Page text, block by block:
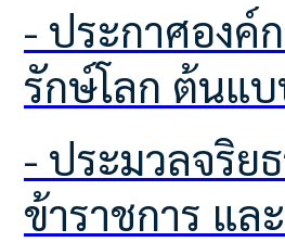
- ประกาศองค์การบริหารส่วนตำบลโคกเพลาะ เรื่อง ผลการคัดเลือกอาสาสมัครท้องถิ่น
รักษ์โลก ต้นแ
ทรัพยากรธร
- ประมวลจริยธรรมและข้อกำหนดจริยธรรม ผู้บริหารท้องถิ่น สมาชิกสภาท้องถิ่น
ข้าราชการ แล